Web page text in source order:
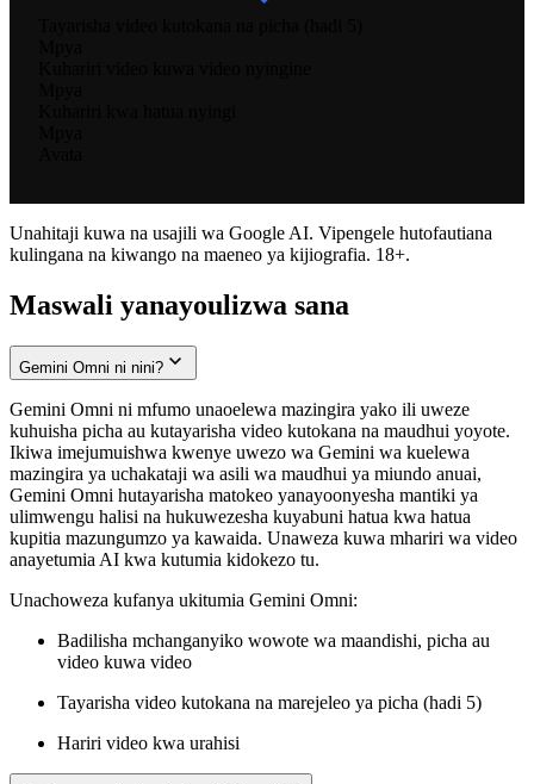
Unahitaji kuwa na usajili wa Google AI. Vipengele hutofautiana
kulingana na kiwango na maeneo ya kijiografia. 18+.
Maswali yanayoulizwa sana
Gemini Omni ni nini?
Gemini Omni ni mfumo unaoelewa mazingira yako ili uweze
kuhuisha picha au kutayarisha video kutokana na maudhui yoyote.
Ikiwa imejumuishwa kwenye uwezo wa Gemini wa kuelewa
mazingira ya uchakataji wa asili wa maudhui ya miundo anuai,
Gemini Omni hutayarisha matokeo yanayoonyesha mantiki ya
ulimwengu halisi na hukuwezesha kuyabuni hatua kwa hatua
kupitia mazungumzo ya kawaida. Unaweza kuwa mhariri wa video
anayetumia AI kwa kutumia kidokezo tu.
Unachoweza kufanya ukitumia Gemini Omni:
Badilisha mchanganyiko wowote wa maandishi, picha au
video kuwa video
Tayarisha video kutokana na marejeleo ya picha (hadi 5)
Hariri video kwa urahisi